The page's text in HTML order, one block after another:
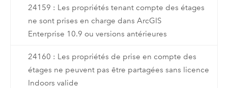
24159 : Les propriétés tenant compte des étages
ne sont prises en charge dans ArcGIS
Enterprise 10.9 ou versions antérieures
24160 : Les propriétés de prise en compte des
étages ne peuvent pas être partagées sans licence
Indoors valide